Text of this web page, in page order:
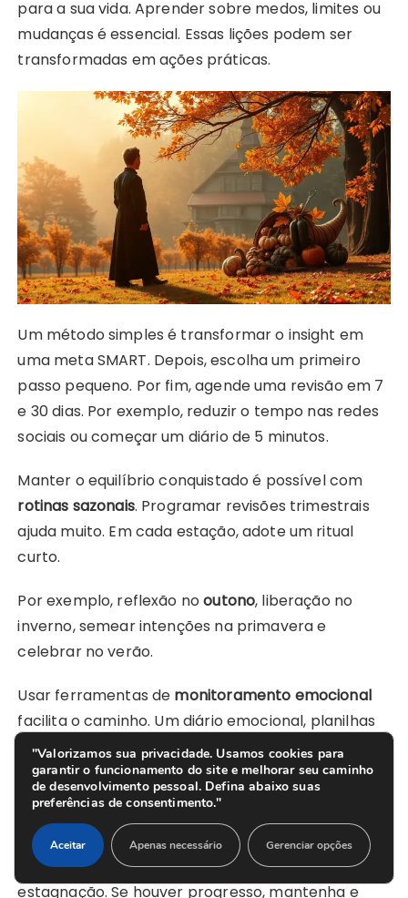
para a sua vida. Aprender sobre medos, limites ou
mudanças é essencial. Essas lições podem ser
transformadas em ações práticas.
Um método simples é transformar o insight em
uma meta SMART. Depois, escolha um primeiro
passo pequeno. Por fim, agende uma revisão em 7
e 30 dias. Por exemplo, reduzir o tempo nas redes
sociais ou começar um diário de 5 minutos.
Manter o equilíbrio conquistado é possível com
rotinas sazonais. Programar revisões trimestrais
ajuda muito. Em cada estação, adote um ritual
curto.
Por exemplo, reflexão nooutono, liberação no
inverno, semear intenções na primavera e
celebrar no verão.
Usar ferramentas de monitoramento emocional
facilita o caminho. Um diário emocional, planilhas
simples ou apps como Habitica e Loop Habit
Tracker ajudam. Eles permitem anotar frequência
de práticas e variação de humor.
Para saber se as mudanças estão funcionando,
compare sinais de melhora com sinais de
estagnação. Se houver progresso, mantenha e
"Valorizamos sua privacidade. Usamos cookies para
garantir o funcionamento do site e melhorar seu caminho
de desenvolvimento pessoal. Defina abaixo suas
preferências de consentimento."
Aceitar Apenas necessário Gerenciar opções